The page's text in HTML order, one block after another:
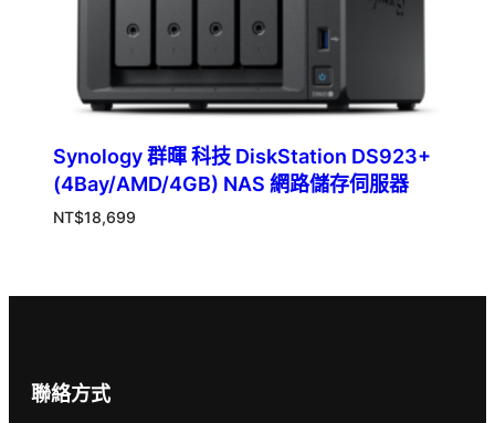
Synology 群暉 科技 DiskStation DS923+
(4Bay/AMD/4GB) NAS 網路儲存伺服器
NT$18,699
聯絡方式